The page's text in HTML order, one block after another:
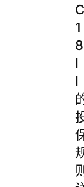
C
1
8
I
I